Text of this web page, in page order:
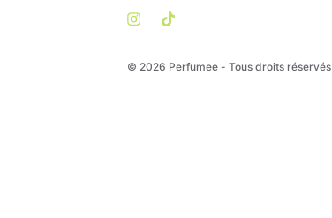
© 2026 Perfumee - Tous droits réservés